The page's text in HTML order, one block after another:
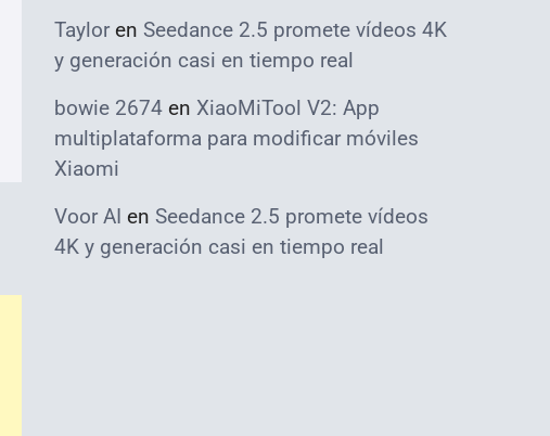
Taylor en Seedance 2.5 promete vídeos 4K
y generación casi en tiempo real
bowie 2674 en XiaoMiTool V2: App
multiplataforma para modificar móviles
Xiaomi
Voor AI en Seedance 2.5 promete vídeos
4K y generación casi en tiempo real